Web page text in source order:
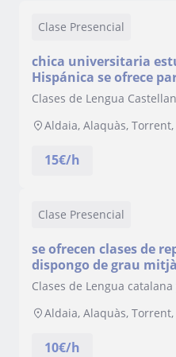
Clase Presencial
chica universitaria
Hispánica se ofrece
de castellano todos los
Clases de Lengua
Aldaia, Alaquàs,
15€/h
Clase Presencial
se ofrecen clases de
dispongo de grau
Clases de Lengua
Aldaia, Alaquàs,
10€/h